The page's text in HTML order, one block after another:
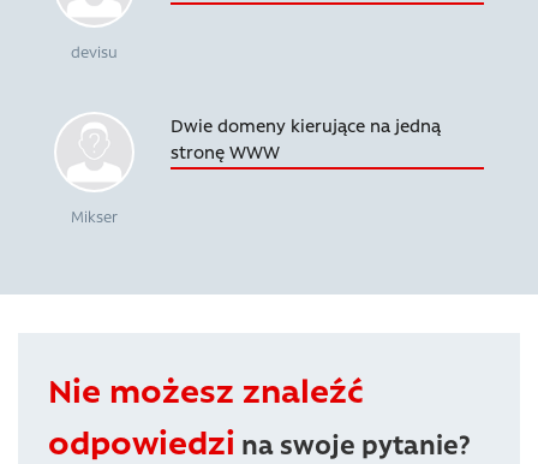
devisu
Mikser
Dwie domeny kierujące na jedną
stronę WWW
Nie możesz znaleźć
odpowiedzi na swoje pytanie?